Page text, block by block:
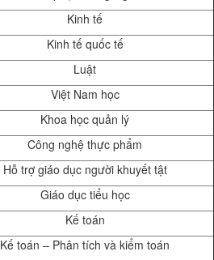
Kinh tế
Kinh tế quốc tế
Luật
Việt Nam học
Khoa học quản lý
Công nghệ thực phẩm
Hỗ trợ giáo dục người khuyết tật
Giáo dục tiểu học
Kế toán
Kế toán – Phân tích và kiểm toán